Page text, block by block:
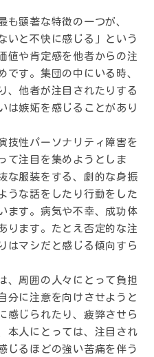
も顕著な特徴の一つが、
いと不快に感じる」という
値や肯定感を他者からの注
です。集団の中にいる時、
、他者が注目されたりする
は嫉妬を感じることがあり
技性パーソナリティ障害を
て注目を集めようとしま
な服装をする、劇的な身振
うな話をしたり行動をした
ます。病気や不幸、成功体
ります。たとえ否定的な注
はマシだと感じる傾向すら
、周囲の人々にとって負担
分に注意を向けさせようと
感じられたり、疲弊させら
本人にとっては、注目され
じるほどの強い苦痛を伴う